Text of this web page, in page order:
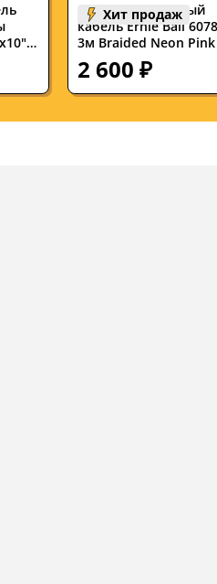
Хит продаж
Инструментальный
кабель Ernie Ball 6078
3м Braided Neon Pink
2 600 ₽